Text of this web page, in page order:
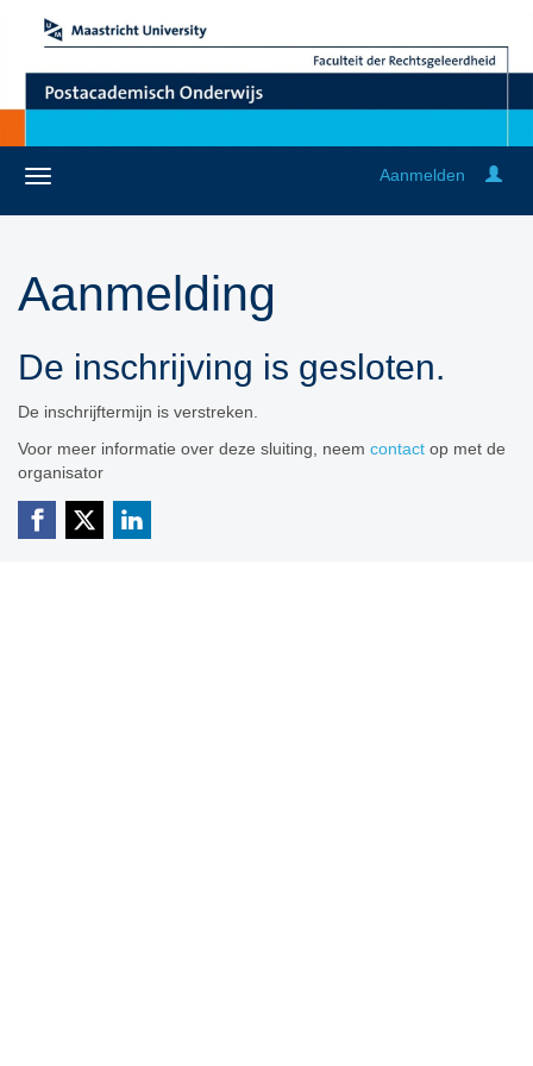
Aanmelden
Aanmelding
De inschrijving is gesloten.
De inschrijftermijn is verstreken.
Voor meer informatie over deze sluiting, neem contact op met de
organisator